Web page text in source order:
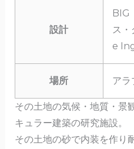
設計
BIG
ス
e
場所 アラ
その土地の気候・地質・景
キュラー建築の研究施設。
その土地の砂で内装を作り